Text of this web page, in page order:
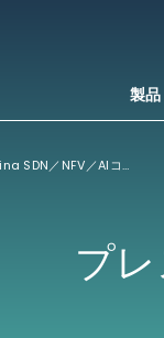
製
IP Infusion、「China SDN／NFV／AIコンファレンス」にて、よりスマートでシンプルなオープン・ネットワーク構築を実演
プ